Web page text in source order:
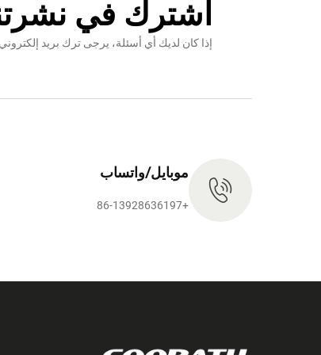
اشترك في
إذا كان لديك أي أسئلة، يرجى ترك بريد
موبايل/واتساب
+86-13928636197